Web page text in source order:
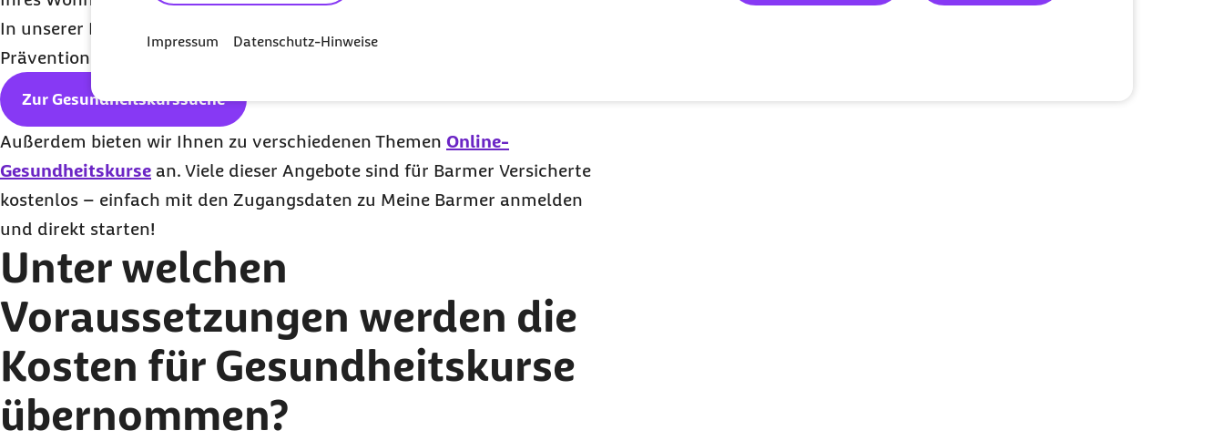
Impressum Datenschutz-Hinweise
In unserer Kurssuche finden Sie alle von der Zentralen Prüfstelle
Prävention zertifizierten Kurse:
Zur Gesundheitskurssuche
Außerdem bieten wir Ihnen zu verschiedenen Themen Online-
Gesundheitskurse an. Viele dieser Angebote sind für Barmer Versicherte
kostenlos – einfach mit den Zugangsdaten zu Meine Barmer anmelden
und direkt starten!
Unter welchen
Voraussetzungen werden die
Kosten für Gesundheitskurse
übernommen?